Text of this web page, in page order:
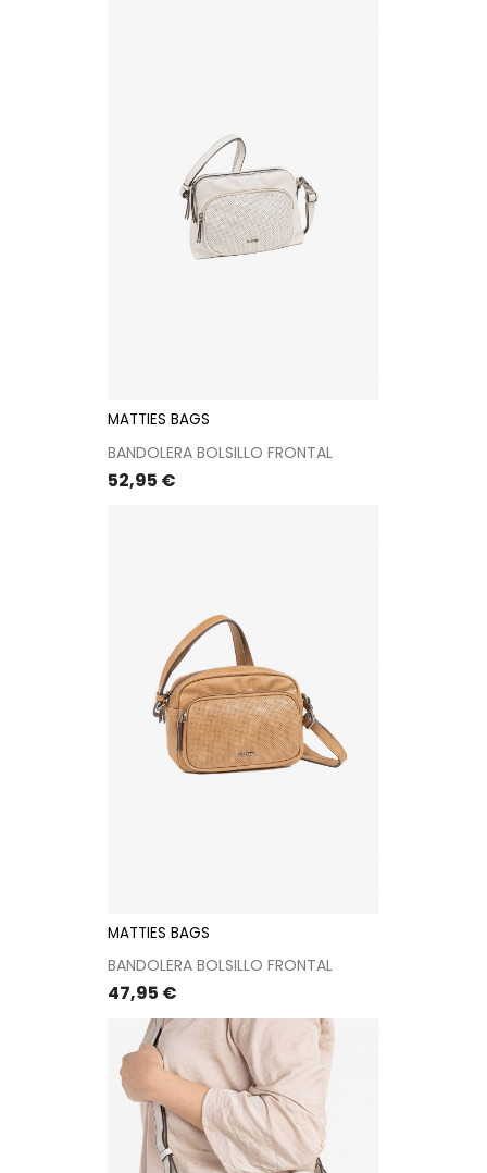
MATTIES BAGS
BANDOLERA BOLSILLO FRONTAL
Precio
52,95 €
MATTIES BAGS
BANDOLERA BOLSILLO FRONTAL
Precio
47,95 €